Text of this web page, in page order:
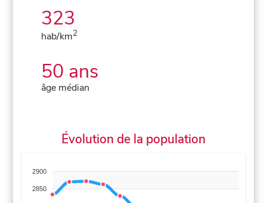
323
hab/km2
50 ans
âge médian
Évolution de la population
2900
2850